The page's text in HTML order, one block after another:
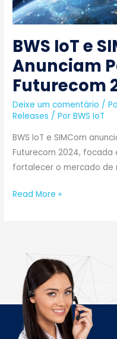
BWS IoT e
Anunciam
Futurecom
Deixe um comentário /
Releases / PorBWS IoT
BWS IoT e SIMCom
Futurecom 2024, focada
fortalecer o mercado de
Futurecom
2024
Read More »